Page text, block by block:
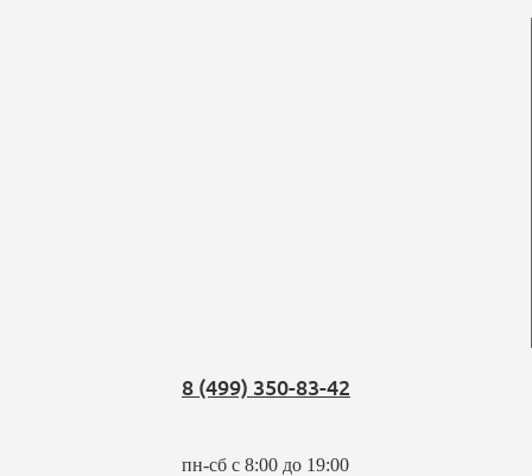
8 (499) 350-83-42
пн-сб с 8:00 до 19:00